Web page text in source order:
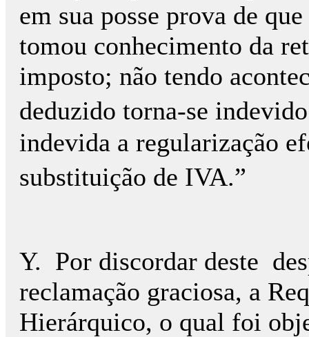
em sua posse prova de
tomou conhecimento da
imposto; não tendo
deduzido torna-se
indevida a regularização
substituição de IVA.”
Y. Por discordar deste
reclamação graciosa, a
Hierárquico, o qual foi